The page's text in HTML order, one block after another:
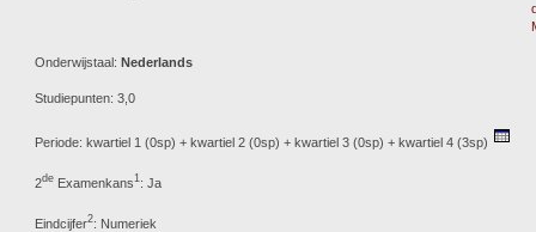
Onderwijstaal: Nederlands
Studiepunten: 3,0
Periode: kwartiel 1 (0sp) + kwartiel 2 (0sp) + kwartiel 3 (0sp) + kwartiel 4 (3sp)
2de Examenkans1: Ja
Eindcijfer2: Numeriek